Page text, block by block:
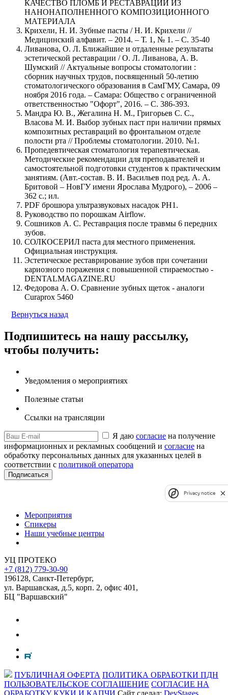
КАЧЕСТВО ПЛОМБ И РЕСТАВРАЦИЙ ИЗ
НАНОНАПОЛНЕННОГО КОМПОЗИЦИОННОГО
МАТЕРИАЛА
Крихели, Н. И. Зубные пасты / Н. И. Крихели //
Медицинский алфавит. – 2014. – Т. 1, № 1. – С. 35-40
Ливанова, О. Л. Ближайшие и отдаленные результаты
эстетической реставрации / О. Л. Ливанова, А. В.
Шумский // Актуальные вопросы стоматологии :
сборник научных трудов, посвященный 50-летию
стоматологического образования в СамГМУ, Самара, 09
ноября 2016 года. – Самара: Общество с ограниченной
ответственностью "Офорт", 2016. – С. 386-393.
Мандра Ю. В., Жегалина Н. М., Григорьев С. С.,
Власова М. И. Выбор зубных паст при наличии прямых
композитных реставраций во фронтальном отделе
полости рта // Проблемы стоматологии. 2010. №1.
Пропедевтическая стоматология терапевтическая.
Методические рекомендации для преподавателей и
самостоятельной подготовки студентов к практическим
занятиям. (Авт.-состав. В. И. Васильев под ред. А. А.
Бритовой – НовГУ имени Ярослава Мудрого), – 2006 –
362 с.; ил.
PDF брошюра ультразвуковых насадок PH1.
Руководство по порошкам Airflow.
Сошников А. С. Реставрация после травмы 6 передних
зубов.
СОЛКОСЕРИЛ паста для местного применения.
Официальная инструкция.
Эстетическое реставрирование зубов при сочетании
кариозного поражения с повышенной стираемостью -
DENTALMAGAZINE.RU
Федорова А. О. Сравнение зубных щеток - аналоги
Curaprox 5460
Вернуться назад
Подпишитесь на нашу рассылку,
чтобы получить:
Уведомления о мероприятиях
Полезные статьи
Ссылки на трансляции
Я даю согласие на получение
информационных и рекламных сообщений и согласие на
обработку персональных данных для указанных целей в
соответствии с политикой оператора
Мероприятия
Спикеры
Наши учебные центры
УЦ ПРОТЕКО
+7 (812) 779-30-90
196128, Санкт-Петербург,
ул. Варшавская, д.5, корп. 2, офис 401,
БЦ "Варшавский"
ПУБЛИЧНАЯ ОФЕРТА ПОЛИТИКА ОБРАБОТКИ ПДН
ПОЛЬЗОВАТЕЛЬСКОЕ СОГЛАШЕНИЕ СОГЛАСИЕ НА
ОБРАБОТКУ КУКИ И КАПЧИ Сайт сделал: DevStages
Privacy notice